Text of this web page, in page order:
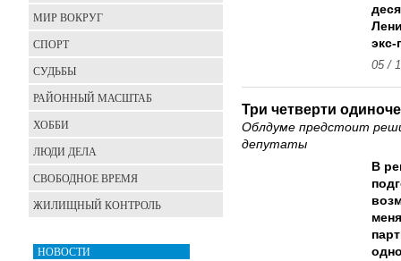
экс-
05 /
Три четверти
Облдуме предстоит
депутаты
В
МИР ВОКРУГ
СПОРТ
СУДЬБЫ
РАЙОННЫЙ МАСШТАБ
ХОББИ
ЛЮДИ ДЕЛА
СВОБОДНОЕ ВРЕМЯ
ЖИЛИЩНЫЙ КОНТРОЛЬ
НОВОСТИ